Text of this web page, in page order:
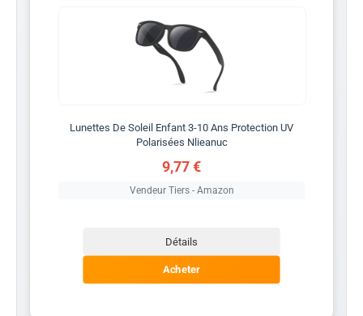
Lunettes De Soleil Enfant 3-10 Ans Protection UV
Polarisées Nlieanuc
9,77 €
Vendeur Tiers - Amazon
Détails
Acheter